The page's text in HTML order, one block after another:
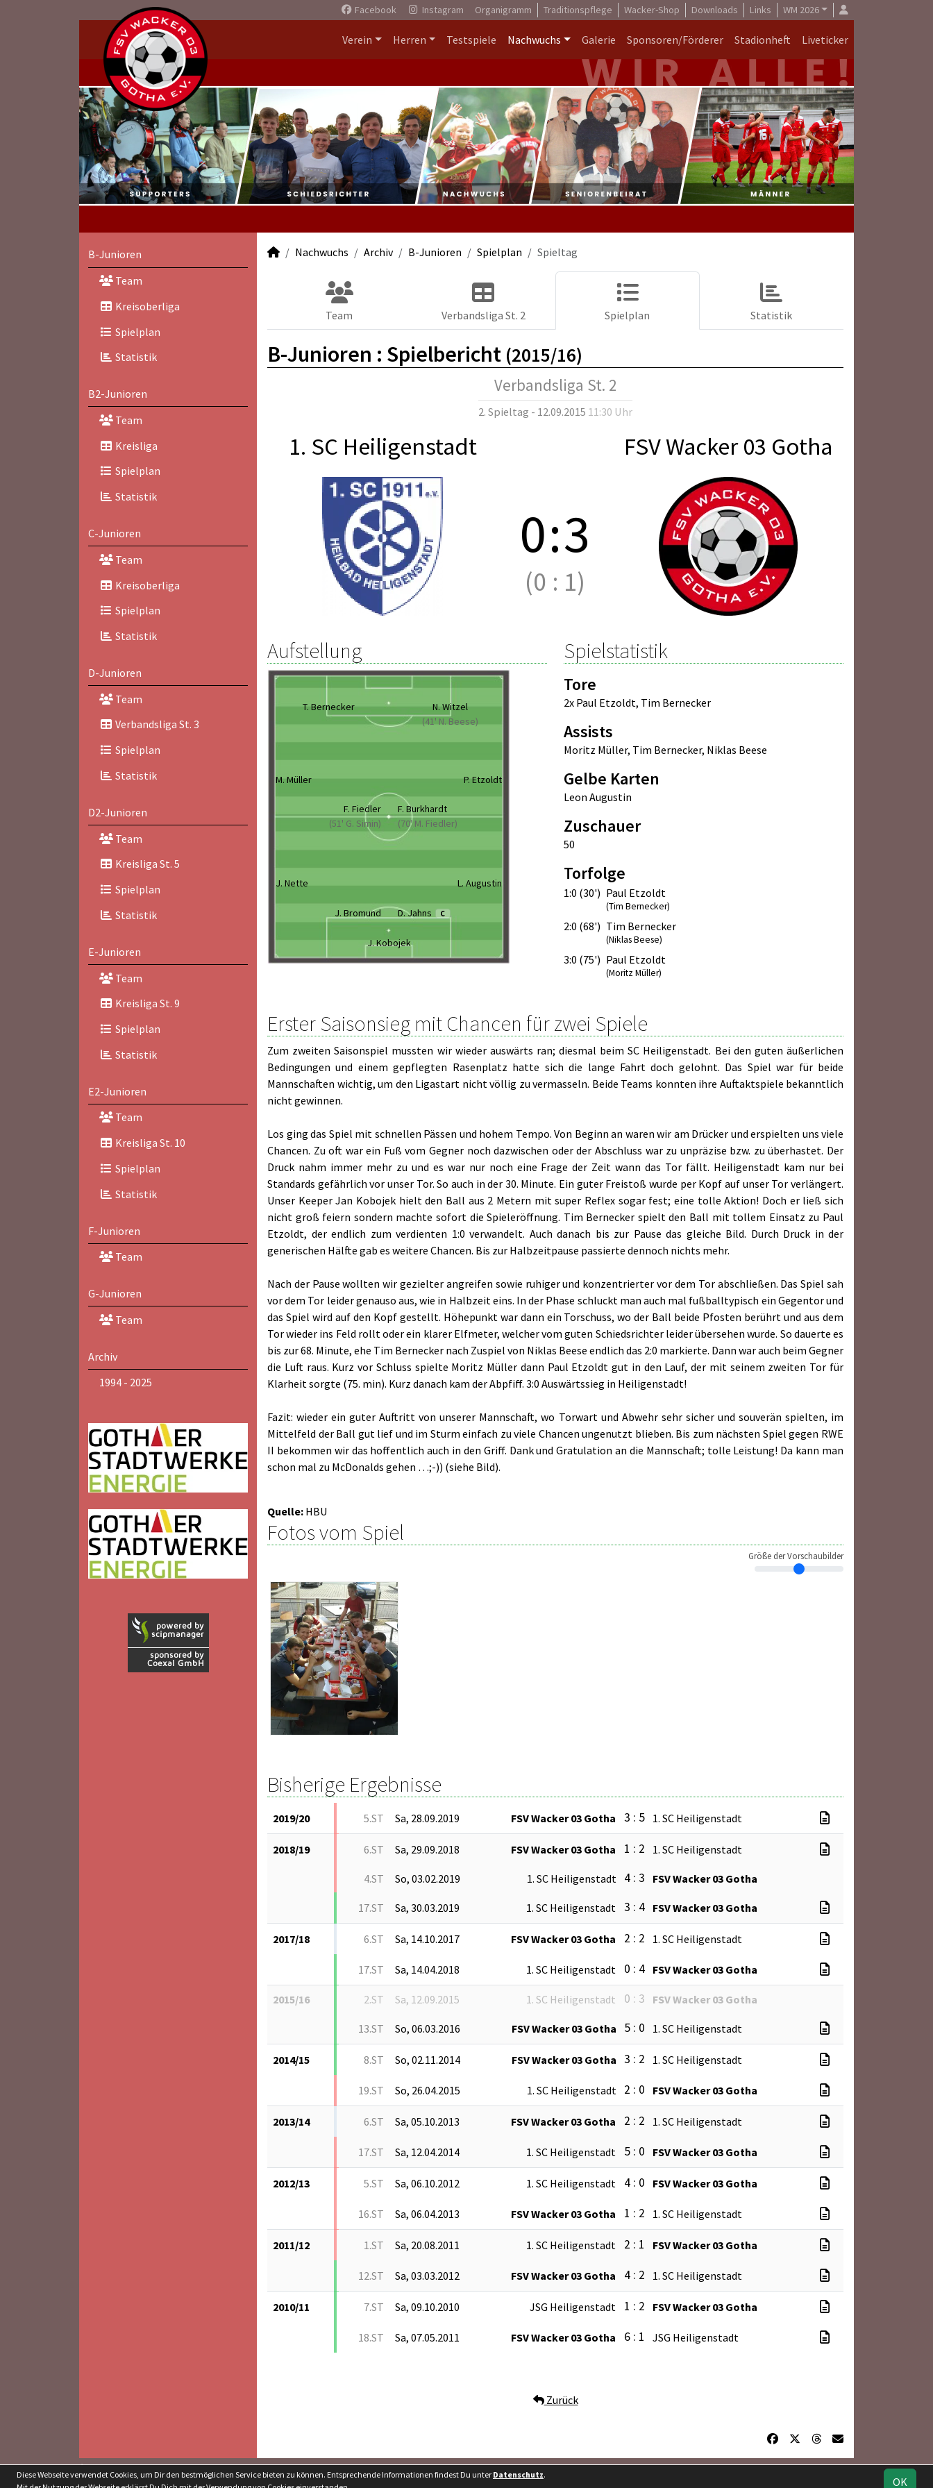
Facebook Instagram Organigramm Traditionspflege Wacker-Shop Downloads Links WM 2026
Verein Herren Testspiele Nachwuchs Galerie Sponsoren/Förderer Stadionheft Liveticker
B-Junioren
Team
Kreisoberliga
Spielplan
Statistik
B2-Junioren
Team
Kreisliga
Spielplan
Statistik
C-Junioren
Team
Kreisoberliga
Spielplan
Statistik
D-Junioren
Team
Verbandsliga St. 3
Spielplan
Statistik
D2-Junioren
Team
Kreisliga St. 5
Spielplan
Statistik
E-Junioren
Team
Kreisliga St. 9
Spielplan
Statistik
E2-Junioren
Team
Kreisliga St. 10
Spielplan
Statistik
F-Junioren
Team
G-Junioren
Team
Archiv
1994 - 2025
Nachwuchs Archiv B-Junioren Spielplan Spieltag
Team Verbandsliga St. 2 Spielplan Statistik
B-Junioren : Spielbericht (2015/16)
Verbandsliga St. 2
2. Spieltag - 12.09.2015 11:30 Uhr
1. SC Heiligenstadt FSV Wacker 03 Gotha
0:3
(0 : 1)
Aufstellung
T. Bernecker
N. Witzel
(41' N. Beese)
M. Müller P. Etzoldt
F. Fiedler
(51' G. Simin)
F. Burkhardt
(70' M. Fiedler)
J. Nette L. Augustin
J. Bromund D. Jahns C
J. Kobojek
Spielstatistik
Tore
2x Paul Etzoldt, Tim Bernecker
Assists
Moritz Müller, Tim Bernecker, Niklas Beese
Gelbe Karten
Leon Augustin
Zuschauer
50
Torfolge
1:0 (30') Paul Etzoldt
(Tim Bernecker)
2:0 (68') Tim Bernecker
(Niklas Beese)
3:0 (75') Paul Etzoldt
(Moritz Müller)
Erster Saisonsieg mit Chancen für zwei Spiele
Zum zweiten Saisonspiel mussten wir wieder auswärts ran; diesmal beim SC Heiligenstadt. Bei den guten äußerlichen
Bedingungen und einem gepflegten Rasenplatz hatte sich die lange Fahrt doch gelohnt. Das Spiel war für beide
Mannschaften wichtig, um den Ligastart nicht völlig zu vermasseln. Beide Teams konnten ihre Auftaktspiele bekanntlich
nicht gewinnen.
Los ging das Spiel mit schnellen Pässen und hohem Tempo. Von Beginn an waren wir am Drücker und erspielten uns viele
Chancen. Zu oft war ein Fuß vom Gegner noch dazwischen oder der Abschluss war zu unpräzise bzw. zu überhastet. Der
Druck nahm immer mehr zu und es war nur noch eine Frage der Zeit wann das Tor fällt. Heiligenstadt kam nur bei
Standards gefährlich vor unser Tor. So auch in der 30. Minute. Ein guter Freistoß wurde per Kopf auf unser Tor verlängert.
Unser Keeper Jan Kobojek hielt den Ball aus 2 Metern mit super Reflex sogar fest; eine tolle Aktion! Doch er ließ sich
nicht groß feiern sondern machte sofort die Spieleröffnung. Tim Bernecker spielt den Ball mit tollem Einsatz zu Paul
Etzoldt, der endlich zum verdienten 1:0 verwandelt. Auch danach bis zur Pause das gleiche Bild. Durch Druck in der
generischen Hälfte gab es weitere Chancen. Bis zur Halbzeitpause passierte dennoch nichts mehr.
Nach der Pause wollten wir gezielter angreifen sowie ruhiger und konzentrierter vor dem Tor abschließen. Das Spiel sah
vor dem Tor leider genauso aus, wie in Halbzeit eins. In der Phase schluckt man auch mal fußballtypisch ein Gegentor und
das Spiel wird auf den Kopf gestellt. Höhepunkt war dann ein Torschuss, wo der Ball beide Pfosten berührt und aus dem
Tor wieder ins Feld rollt oder ein klarer Elfmeter, welcher vom guten Schiedsrichter leider übersehen wurde. So dauerte es
bis zur 68. Minute, ehe Tim Bernecker nach Zuspiel von Niklas Beese endlich das 2:0 markierte. Dann war auch beim Gegner
die Luft raus. Kurz vor Schluss spielte Moritz Müller dann Paul Etzoldt gut in den Lauf, der mit seinem zweiten Tor für
Klarheit sorgte (75. min). Kurz danach kam der Abpfiff. 3:0 Auswärtssieg in Heiligenstadt!
Fazit: wieder ein guter Auftritt von unserer Mannschaft, wo Torwart und Abwehr sehr sicher und souverän spielten, im
Mittelfeld der Ball gut lief und im Sturm einfach zu viele Chancen ungenutzt blieben. Bis zum nächsten Spiel gegen RWE
II bekommen wir das hoffentlich auch in den Griff. Dank und Gratulation an die Mannschaft; tolle Leistung! Da kann man
schon mal zu McDonalds gehen …;-)) (siehe Bild).
Quelle: HBU
Fotos vom Spiel
Größe der Vorschaubilder
Bisherige Ergebnisse
2019/20 5.ST Sa, 28.09.2019 FSV Wacker 03 Gotha 3 : 5 1. SC Heiligenstadt
2018/19 6.ST Sa, 29.09.2018 FSV Wacker 03 Gotha 1 : 2 1. SC Heiligenstadt
4.ST So, 03.02.2019 1. SC Heiligenstadt 4 : 3 FSV Wacker 03 Gotha
17.ST Sa, 30.03.2019 1. SC Heiligenstadt 3 : 4 FSV Wacker 03 Gotha
2017/18 6.ST Sa, 14.10.2017 FSV Wacker 03 Gotha 2 : 2 1. SC Heiligenstadt
17.ST Sa, 14.04.2018 1. SC Heiligenstadt 0 : 4 FSV Wacker 03 Gotha
2015/16 2.ST Sa, 12.09.2015 1. SC Heiligenstadt 0 : 3 FSV Wacker 03 Gotha
13.ST So, 06.03.2016 FSV Wacker 03 Gotha 5 : 0 1. SC Heiligenstadt
2014/15 8.ST So, 02.11.2014 FSV Wacker 03 Gotha 3 : 2 1. SC Heiligenstadt
19.ST So, 26.04.2015 1. SC Heiligenstadt 2 : 0 FSV Wacker 03 Gotha
2013/14 6.ST Sa, 05.10.2013 FSV Wacker 03 Gotha 2 : 2 1. SC Heiligenstadt
17.ST Sa, 12.04.2014 1. SC Heiligenstadt 5 : 0 FSV Wacker 03 Gotha
2012/13 5.ST Sa, 06.10.2012 1. SC Heiligenstadt 4 : 0 FSV Wacker 03 Gotha
16.ST Sa, 06.04.2013 FSV Wacker 03 Gotha 1 : 2 1. SC Heiligenstadt
2011/12 1.ST Sa, 20.08.2011 1. SC Heiligenstadt 2 : 1 FSV Wacker 03 Gotha
12.ST Sa, 03.03.2012 FSV Wacker 03 Gotha 4 : 2 1. SC Heiligenstadt
2010/11 7.ST Sa, 09.10.2010 JSG Heiligenstadt 1 : 2 FSV Wacker 03 Gotha
18.ST Sa, 07.05.2011 FSV Wacker 03 Gotha 6 : 1 JSG Heiligenstadt
Zurück
soccero.de
© 2006 - 2026
Besucherstatistik
OK
Diese Webseite verwendet Cookies, um Dir den bestmöglichen Service bieten zu können. Entsprechende Informationen findest Du unter Datenschutz.